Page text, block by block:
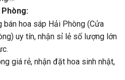
Phòng:
bán hoa sáp Hải Phòng (Cửa
uy tín, nhận sỉ lẻ số lượng lớn
giá rẻ, nhận đặt hoa sinh nhật,